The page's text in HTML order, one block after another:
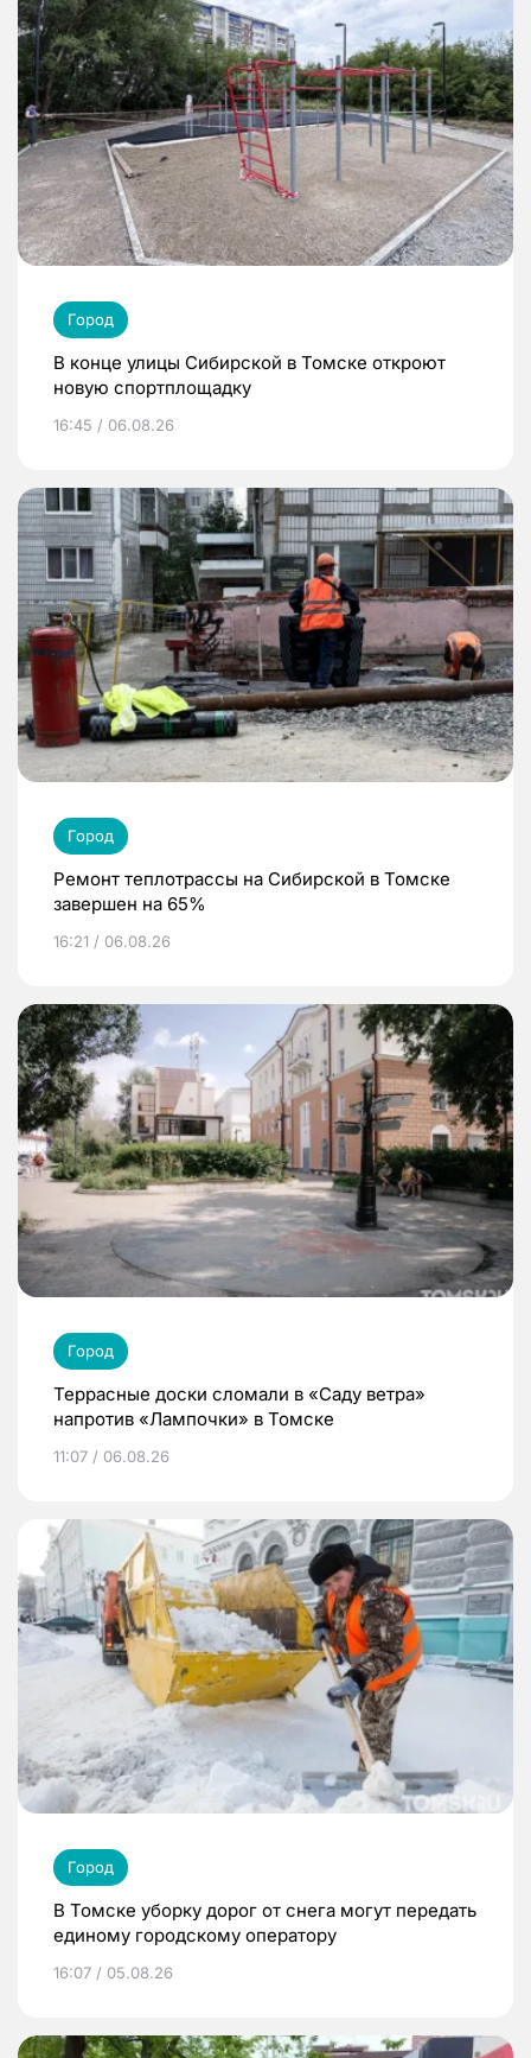
Город
В конце улицы Сибирской в Томске откроют
новую спортплощадку
16:45 / 06.08.26
Город
Ремонт теплотрассы на Сибирской в Томске
завершен на 65%
16:21 / 06.08.26
Город
Террасные доски сломали в «Саду ветра»
напротив «Лампочки» в Томске
11:07 / 06.08.26
Город
В Томске уборку дорог от снега могут передать
единому городскому оператору
16:07 / 05.08.26